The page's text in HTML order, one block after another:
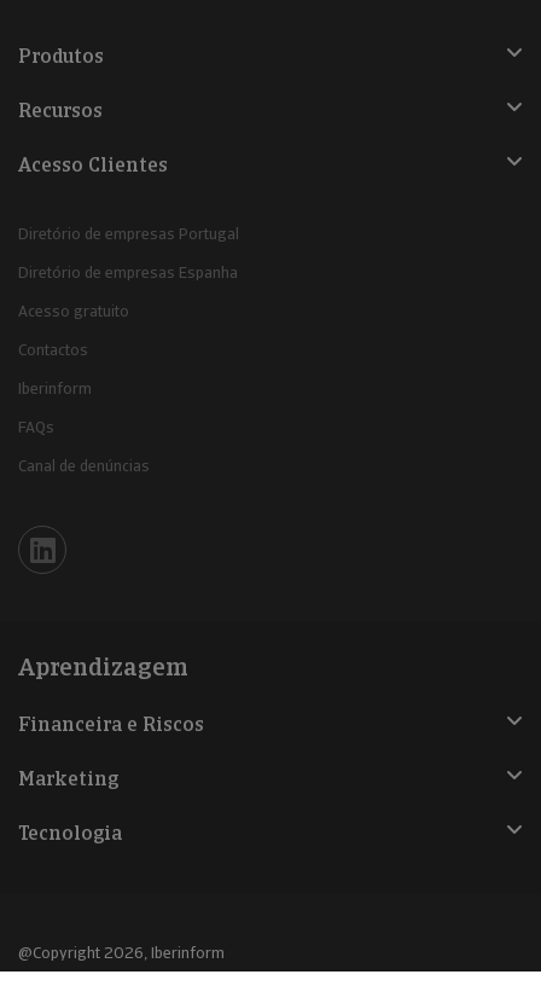
Produtos
Recursos
Acesso Clientes
Diretório de empresas Portugal
Diretório de empresas Espanha
Acesso gratuito
Contactos
Iberinform
FAQs
Canal de denúncias
Iberinform en Linkedin
Aprendizagem
Financeira e Riscos
Marketing
Tecnologia
@Copyright 2026, Iberinform